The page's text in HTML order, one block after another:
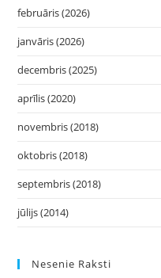
februāris (2026)
janvāris (2026)
decembris (2025)
aprīlis (2020)
novembris (2018)
oktobris (2018)
septembris (2018)
jūlijs (2014)
Nesenie Raksti